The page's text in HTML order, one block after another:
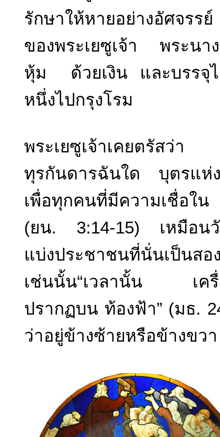
รักษาให้หายอย่างอัศจรร
ของพระเยซูเจ้า พระนา
หุ้ม ด้วยเงิน และบรรจุ
หนึ่งไปกรุงโรม
พระเยซูเจ้าเคยตรัส
ทุรกันดารฉันใด บุตรแห่
เพื่อทุกคนที่มีความเชื่อ
(ยน. 3:14-15) เหมือนวั
แบ่งประชาชนที่นั่นเป็น
เช่นนั้น“เวลานั้น เครื่อ
ปรากฏบน ท้องฟ้า” (มธ.
ว่าอยู่ข้างซ้ายหรือข้างขวา